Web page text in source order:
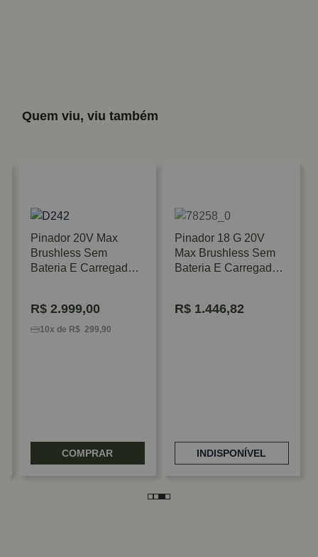
Quem viu, viu também
Pinador 20V Max
Brushless Sem
Bateria E Carregador
R$ 2.999,00
10x de R$ 299,90
COMPRAR
Pinador 18 G 20V
Max Brushless Sem
Bateria E Carregador
R$ 1.446,82
INDISPONÍVEL